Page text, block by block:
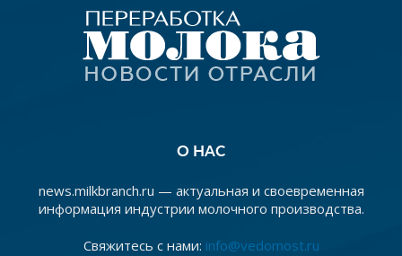
О НАС
news.milkbranch.ru — актуальная и своевременная
информация индустрии молочного производства.
Свяжитесь с нами: info@vedomost.ru